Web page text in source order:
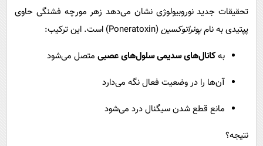
تحقیقات جدید نوروبیولوژی نشان می‌دهد زهر مورچه فشنگی حاوی
پپتیدی به نامپونراتوکسین(Poneratoxin) است. این ترکیب:
بهکانال‌های سدیمی سلول‌های عصبی متصل می‌شود
آن‌ها را در وضعیت فعال نگه می‌دارد
مانع قطع شدن سیگنال درد می‌شود
نتیجه؟